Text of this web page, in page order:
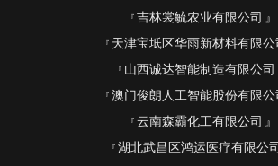
吉林裳毓农业有限公司
天津宝坻区华雨新材料有限公
山西诚达智能制造有限公司
澳门俊朗人工智能股份有限公
云南森霸化工有限公司
湖北武昌区鸿运医疗有限公司